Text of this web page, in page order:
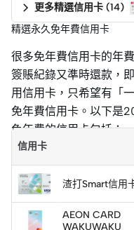
更多精選信用卡 (14)
精選永久免年費信用卡
很多免年費信用卡的年
簽賬紀錄又準時還款，
用信用卡，只希望有「
免年費信用卡。以下是
免年費的信用卡包括：
信用卡
渣打Smart信用
AEON CARD
WAKUWAKU